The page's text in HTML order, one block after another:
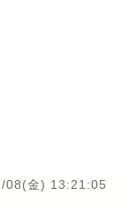
08(金) 13:21:05